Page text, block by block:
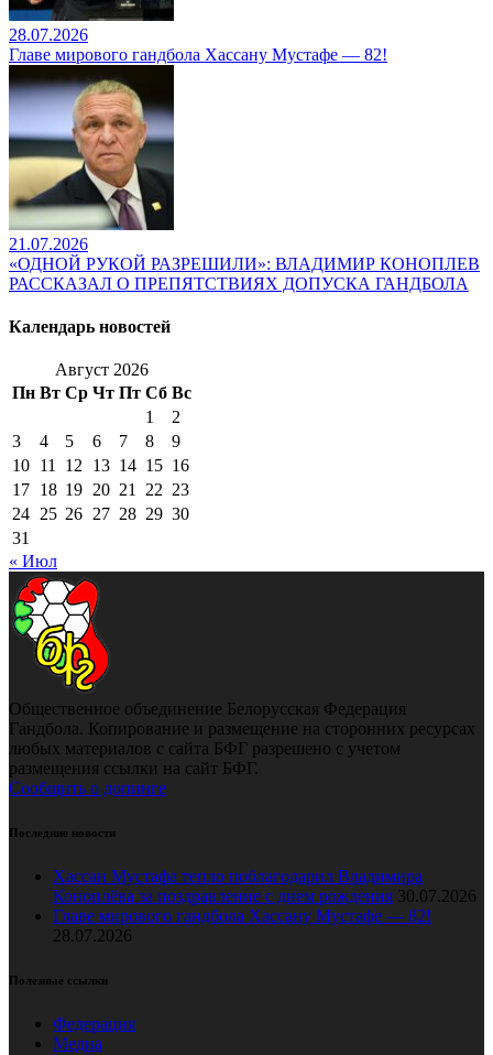
28.07.2026
Главе мирового гандбола Хассану Мустафе — 82!
21.07.2026
«ОДНОЙ РУКОЙ РАЗРЕШИЛИ»: ВЛАДИМИР КОНОПЛЕВ
РАССКАЗАЛ О ПРЕПЯТСТВИЯХ ДОПУСКА ГАНДБОЛА
Календарь новостей
Август 2026
Пн Вт Ср Чт Пт Сб Вс
1
2
3
4 5 6 7 8
9
10 11 12 13 14 15 16
17 18 19 20 21 22 23
24 25 26 27 28 29 30
31
« Июл
Общественное объединение Белорусская Федерация
Гандбола. Копирование и размещение на сторонних ресурсах
любых материалов с сайта БФГ разрешено с учетом
размещения ссылки на сайт БФГ.
Сообщить о допинге
Последние новости
Хассан Мустафа тепло поблагодарил Владимира
Коноплёва за поздравление с днем рождения 30.07.2026
Главе мирового гандбола Хассану Мустафе — 82!
28.07.2026
Полезные ссылки
Федерация
Медиа